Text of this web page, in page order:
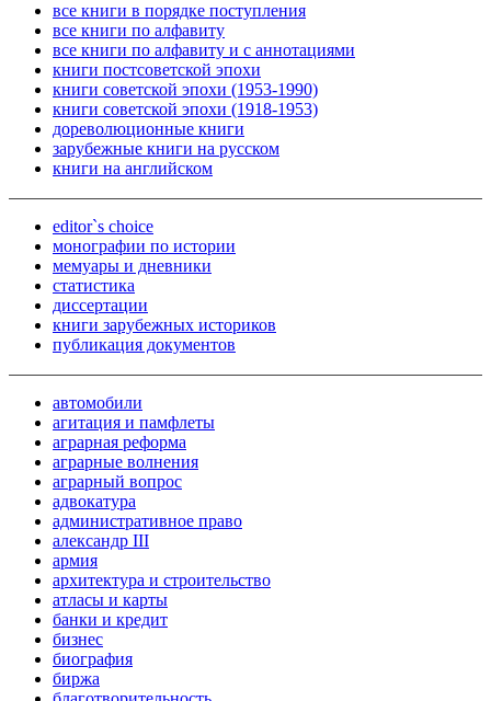
все книги в порядке поступления
все книги по алфавиту
все книги по алфавиту и с аннотациями
книги постсоветской эпохи
книги советской эпохи (1953-1990)
книги советской эпохи (1918-1953)
дореволюционные книги
зарубежные книги на русском
книги на английском
editor`s choice
монографии по истории
мемуары и дневники
статистика
диссертации
книги зарубежных историков
публикация документов
автомобили
агитация и памфлеты
аграрная реформа
аграрные волнения
аграрный вопрос
адвокатура
административное право
александр III
армия
архитектура и строительство
атласы и карты
банки и кредит
бизнес
биография
биржа